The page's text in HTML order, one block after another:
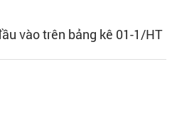
vào trên bảng kê 01-1/HT